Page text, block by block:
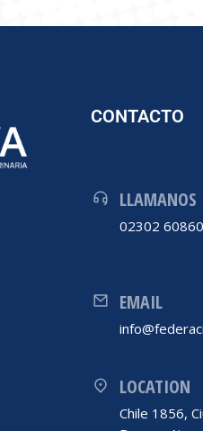
CONTACTO
LLAMANOS
02302
EMAIL
LOCATION
Chile 1856,